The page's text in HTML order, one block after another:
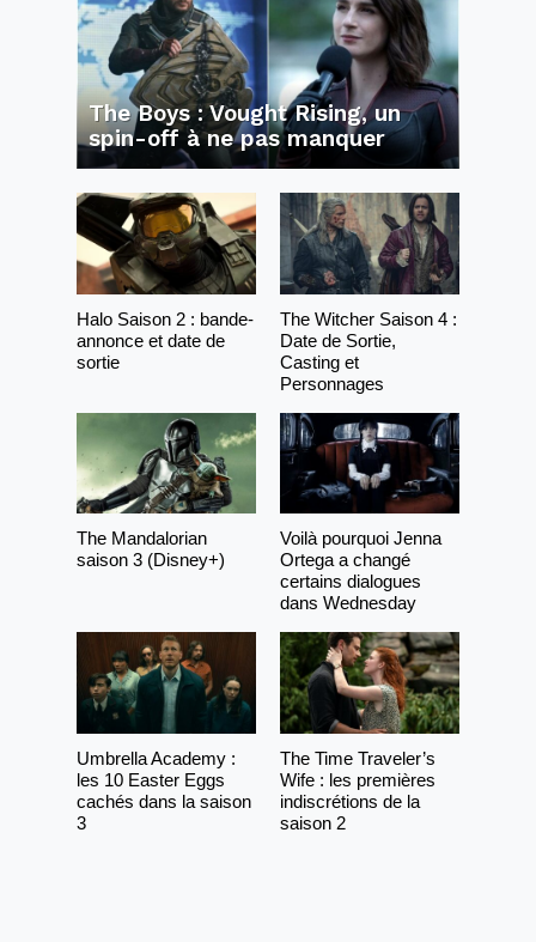
The Boys : Vought Rising, un
spin-off à ne pas manquer
Halo Saison 2 : bande-
annonce et date de
sortie
The Witcher Saison 4 :
Date de Sortie,
Casting et
Personnages
The Mandalorian
saison 3 (Disney+)
Voilà pourquoi Jenna
Ortega a changé
certains dialogues
dans Wednesday
Umbrella Academy :
les 10 Easter Eggs
cachés dans la saison
3
The Time Traveler’s
Wife : les premières
indiscrétions de la
saison 2